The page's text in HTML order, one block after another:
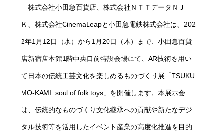
株式会社小田急百貨店、株式会社ＮＴＴデータＮＪ
Ｋ、株式会社CinemaLeapと小田急電鉄株式会社は、202
2年1月12日（水）から1月20日（木）まで、小田急百貨
店新宿店本館1階中央口前特設会場にて、AR技術を用い
て日本の伝統工芸文化を楽しめるものづくり展「TSUKU
MO-KAMI: soul of folk toys」を開催します。本展示会
は、伝統的なものづくり文化継承への貢献や新たなデジ
タル技術等を活用したイベント産業の高度化推進を目的